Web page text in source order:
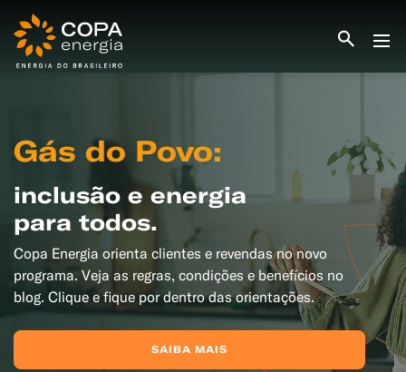
BLOG ENERGIA
PEÇA GÁS
SEJA REVENDEDOR
#CAMPANHAS
Gás do Povo:
inclusão e energia
para todos.
Copa Energia orienta clientes e revendas no novo
programa. Veja as regras, condições e benefícios no
blog. Clique e fique por dentro das orientações.
SAIBA MAIS